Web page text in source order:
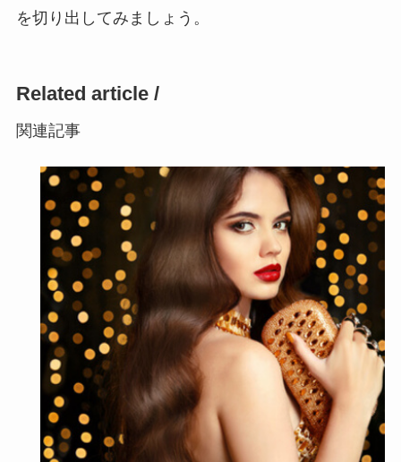
を切り出してみましょう。
Related article /
関連記事